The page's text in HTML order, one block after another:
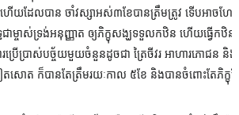
រ ហើយដែលបាន ចាំវស្សាអស់៣ខែបានត្រឹមត្រូវ ទើបអា
ធជាម្ចាស់ទ្រង់អនុញ្ញាត ឲ្យភិក្ខុសង្ឃទទួលកឋិន ហើយធ្វើកឋិ
រប្រើប្រាស់បច្ច័យមួយចំនួនដូចជា ត្រៃចីវរ អាហារភោជន
តសោត ក៏បានតែត្រឹមរយៈកាល ៥ខែ និងបានចំពោះតែភិក្